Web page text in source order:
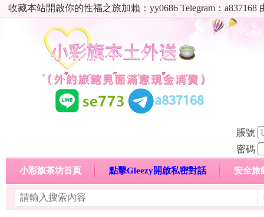
收藏本站開啟你的性福之旅加賴：yy0686 Telegram：
賬號
密碼
小彩旗茶坊首頁 點擊Gleezy開啟私密對話 安全旅